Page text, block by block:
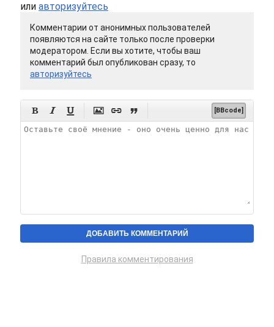
или авторизуйтесь
Комментарии от анонимных пользователей
появляются на сайте только после проверки
модератором. Если вы хотите, чтобы ваш
комментарий был опубликован сразу, то
авторизуйтесь
      [BBcode]
Правила комментирования